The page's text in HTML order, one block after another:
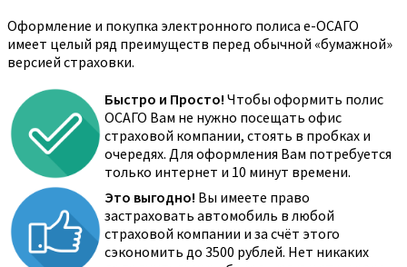
Оформление и покупка электронного полиса е-ОСАГО
имеет целый ряд преимуществ перед обычной «бумажной»
версией страховки.
Быстро и Просто! Чтобы оформить полис
ОСАГО Вам не нужно посещать офис
страховой компании, стоять в пробках и
очередях. Для оформления Вам потребуется
только интернет и 10 минут времени.
Это выгодно! Вы имеете право
застраховать автомобиль в любой
страховой компании и за счёт этого
сэкономить до 3500 рублей. Нет никаких